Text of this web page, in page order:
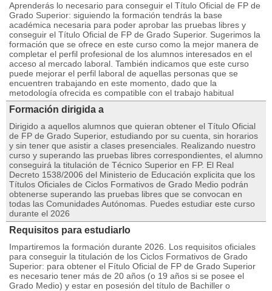
Aprenderás lo necesario para conseguir el Título Oficial de FP de
Grado Superior: siguiendo la formación tendrás la base
académica necesaria para poder aprobar las pruebas libres y
conseguir el Título Oficial de FP de Grado Superior. Sugerimos la
formación que se ofrece en este curso como la mejor manera de
completar el perfil profesional de los alumnos interesados en el
acceso al mercado laboral. También indicamos que este curso
puede mejorar el perfil laboral de aquellas personas que se
encuentren trabajando en este momento, dado que la
metodología ofrecida es compatible con el trabajo habitual
Formación dirigida a
Dirigido a aquellos alumnos que quieran obtener el Título Oficial
de FP de Grado Superior, estudiando por su cuenta, sin horarios
y sin tener que asistir a clases presenciales. Realizando nuestro
curso y superando las pruebas libres correspondientes, el alumno
conseguirá la titulación de Técnico Superior en FP. El Real
Decreto 1538/2006 del Ministerio de Educación explicita que los
Títulos Oficiales de Ciclos Formativos de Grado Medio podrán
obtenerse superando las pruebas libres que se convocan en
todas las Comunidades Autónomas. Puedes estudiar este curso
durante el 2026
Requisitos para estudiarlo
Impartiremos la formación durante 2026. Los requisitos oficiales
para conseguir la titulación de los Ciclos Formativos de Grado
Superior: para obtener el Fítulo Oficial de FP de Grado Superior
es necesario tener más de 20 años (o 19 años si se posee el
Grado Medio) y estar en posesión del título de Bachiller o